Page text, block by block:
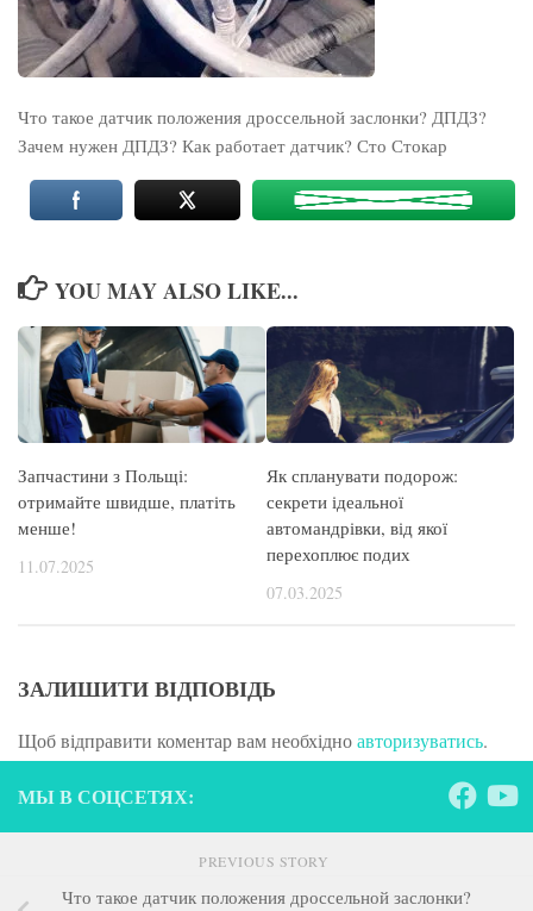
Что такое датчик положения дроссельной заслонки? ДПДЗ?
Зачем нужен ДПДЗ? Как работает датчик? Сто Стокар
YOU MAY ALSO LIKE...
Запчастини з Польщі:
отримайте швидше, платіть
менше!
11.07.2025
Як спланувати подорож:
секрети ідеальної
автомандрівки, від якої
перехоплює подих
07.03.2025
ЗАЛИШИТИ ВІДПОВІДЬ
Щоб відправити коментар вам необхідноавторизуватись.
МЫ В СОЦСЕТЯХ:
PREVIOUS STORY
Что такое датчик положения дроссельной заслонки?